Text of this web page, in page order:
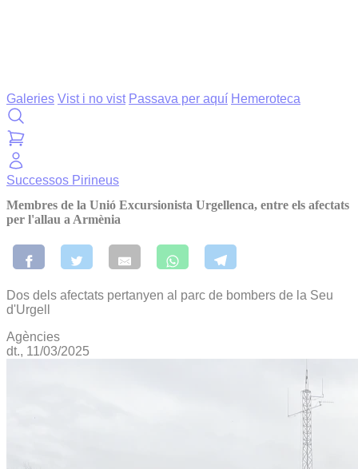
Galeries Vist i no vist Passava per aquí Hemeroteca
Successos Pirineus
Membres de la Unió Excursionista Urgellenca, entre els afectats
per l'allau a Armènia
Dos dels afectats pertanyen al parc de bombers de la Seu
d'Urgell
Agències
dt., 11/03/2025